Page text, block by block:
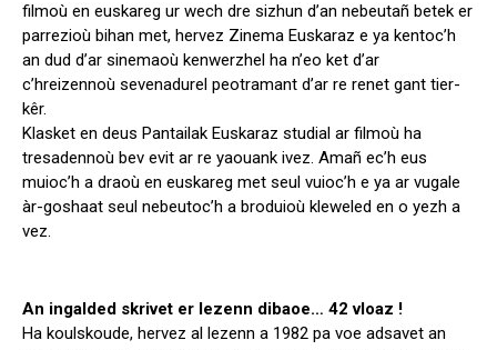
filmoù en euskareg ur wech dre sizhun d’an nebeutañ betek er
parrezioù bihan met, hervez Zinema Euskaraz e ya kentoc’h
an dud d’ar sinemaoù kenwerzhel ha n’eo ket d’ar
c’hreizennoù sevenadurel peotramant d’ar re renet gant tier-
kêr.
Klasket en deus Pantailak Euskaraz studial ar filmoù ha
tresadennoù bev evit ar re yaouank ivez. Amañ ec’h eus
muioc’h a draoù en euskareg met seul vuioc’h e ya ar vugale
àr-goshaat seul nebeutoc’h a broduioù kleweled en o yezh a
vez.
An ingalded skrivet er lezenn dibaoe… 42 vloaz !
Ha koulskoude, hervez al lezenn a 1982 pa voe adsavet an